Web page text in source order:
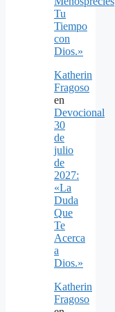
Tu
Tiempo
con
Dios.»
Katherin
Fragoso
en
Devocional
30
de
julio
de
2027:
«La
Duda
Que
Te
Acerca
a
Dios.»
Katherin
Fragoso